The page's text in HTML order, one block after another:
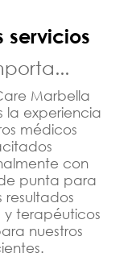
servicios
Marbella
la experiencia
médicos
con
punta para
resultados
y terapéuticos
nuestros